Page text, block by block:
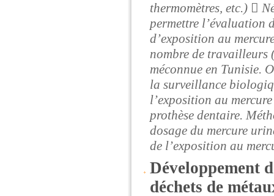
thermomètres, etc.) 
permettre l’évaluation
d’exposition au
nombre de travailleurs
méconnue en Tunisie.
la surveillance
l’exposition au
prothèse dentaire.
dosage du mercure
de l’exposition au
Développement
déchets de